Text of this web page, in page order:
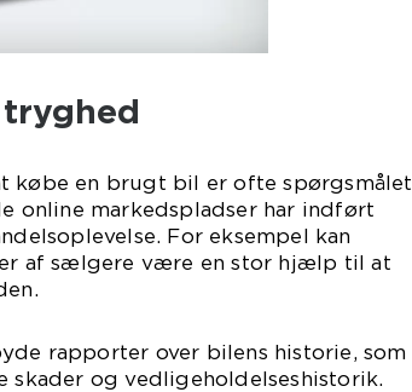
købe en brugt bil er ofte spørgsmålet
online markedspladser har indført
For eksempel kan
af sælgere være en stor hjælp til at
rapporter over bilens historie, som
og vedligeholdelseshistorik.